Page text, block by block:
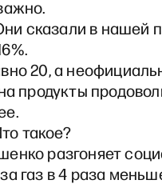
сказали в нашей
20, а
продукты
такое?
разгоняет
газ в 4 раза